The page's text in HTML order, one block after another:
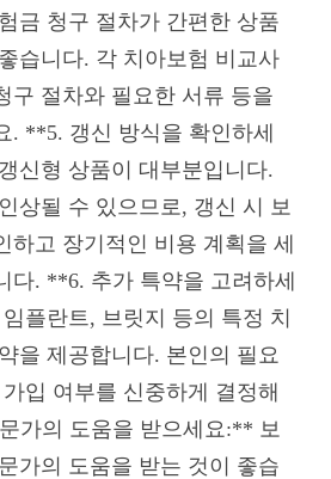
금 청구 절차가 간편한 상품
습니다. 각 치아보험 비교사
구 절차와 필요한 서류 등을
. **5. 갱신 방식을 확인하세
신형 상품이 대부분입니다.
상될 수 있으므로, 갱신 시 보
하고 장기적인 비용 계획을 세
다. **6. 추가 특약을 고려하세
플란트, 브릿지 등의 특정 치
을 제공합니다. 본인의 필요
입 여부를 신중하게 결정해
가의 도움을 받으세요:** 보
가의 도움을 받는 것이 좋습